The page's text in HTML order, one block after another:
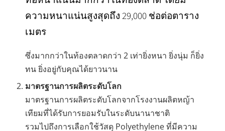
ความหนาแน่นสูงสุดถึง 29,000 ช่อต่อตาราง
เมตร
ซึ่งมากกว่าในท้องตลาดกว่า 2 เท่ายิ่งหนา ยิ่งนุ่ม ก็ยิ่ง
ทน ยิ่งอยู่กับคุณได้ยาวนาน
มาตรฐานการผลิตระดับโลก
มาตรฐานการผลิตระดับโลกจากโรงงานผลิตหญ้า
เทียมที่ได้รับการยอมรับในระดับนานาชาติ
รวมไปถึงการเลือกใช้วัสดุ Polyethylene ที่มีความ